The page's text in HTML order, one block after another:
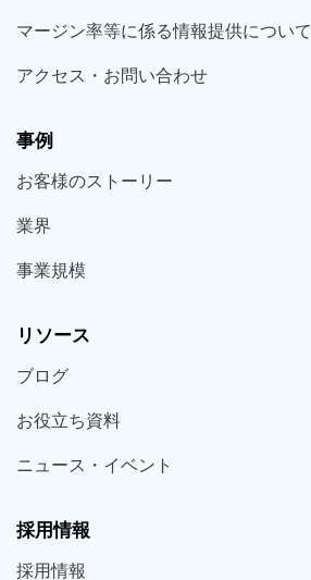
マージン率等に係る情報提供について
アクセス・お問い合わせ
事例
お客様のストーリー
業界
事業規模
リソース
ブログ
お役立ち資料
ニュース・ イベント
採用情報
採用情報